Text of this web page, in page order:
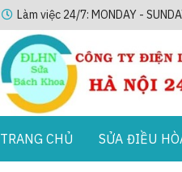
Làm việc 24/7: MONDAY -
TRANG CHỦ SỬA ĐIỀU